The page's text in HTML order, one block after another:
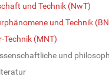
und Technik (NwT)
und Technik
Technik (MNT)
und